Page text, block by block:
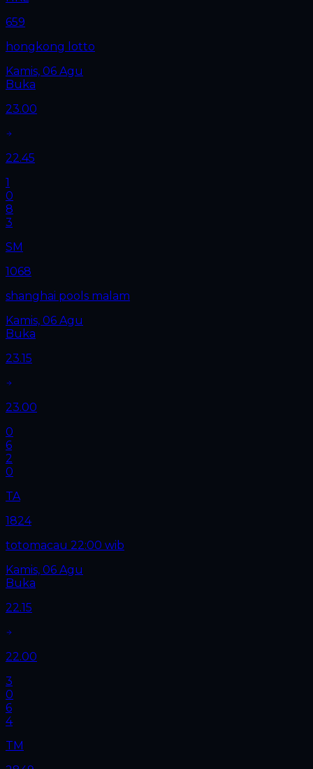
659
hongkong lotto
Kamis, 06 Agu
Buka
23.00
22.45
1
0
8
3
SM
1068
shanghai pools malam
Kamis, 06 Agu
Buka
23.15
23.00
0
6
2
0
TA
1824
totomacau 22:00 wib
Kamis, 06 Agu
Buka
22.15
22.00
3
0
6
4
TM